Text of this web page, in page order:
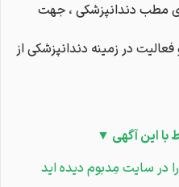
مطب دندانپزشکی ، جهت
در زمینه دندانپزشکی از
با این آگهی ▼
در سایت مِدبوم دیده اید